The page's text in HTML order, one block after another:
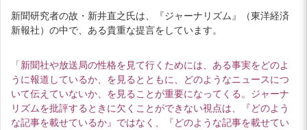
新聞研究者の故・新井直之氏は、『ジャーナリズム』（東洋経済
新報社）の中で、ある貴重な提言をしています。
「新聞社や放送局の性格を見て行くためには、ある事実をどのよ
うに報道しているか、を見るとともに、どのようなニュースにつ
いて伝えていないか、を見ることが重要になってくる。ジャーナ
リズムを批評するときに欠くことができない視点は、『どのよう
な記事を載せているか』ではなく、『どのような記事を載せてい